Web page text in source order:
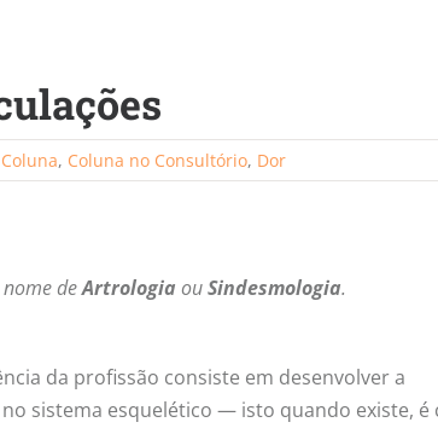
, Coluna no Consultório, Dor
nome deArtrologia ouSindesmologia.
da profissão consiste em desenvolver a
sistema esquelético — isto quando existe, é